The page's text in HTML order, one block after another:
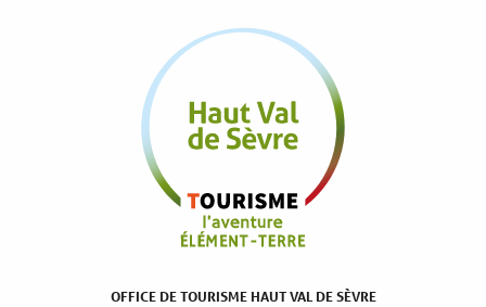
OFFICE DE TOURISME HAUT VAL DE SÈVRE